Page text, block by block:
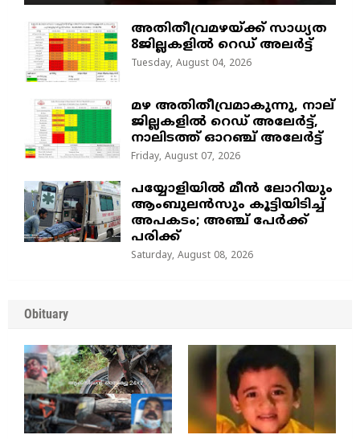
അതിതീവ്രമഴയ്ക്ക് സാധ്യത
8ജില്ലകളിൽ റെഡ് അലർട്ട്
Tuesday, August 04, 2026
മഴ അതിതീവ്രമാകുന്നു, നാല്
ജില്ലകളില്‍ റെഡ് അലേര്‍ട്ട്‌,
നാലിടത്ത് ഓറഞ്ച് അലേർട്ട്
Friday, August 07, 2026
പയ്യോളിയിൽ മീൻ ലോറിയും
ആംബുലൻസും കൂട്ടിയിടിച്ച്
അപകടം; അഞ്ച് പേർക്ക്
പരിക്ക്
Saturday, August 08, 2026
Obituary